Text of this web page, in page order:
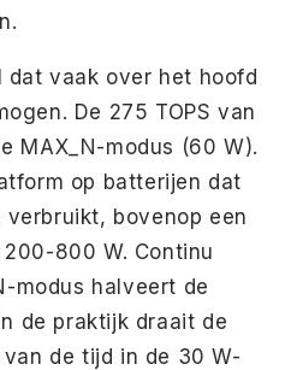
dat vaak over het hoofd
De 275 TOPS van
MAX_N-modus (60 W).
op batterijen dat
bovenop een
800 W. Continu
modus halveert de
de praktijk draait de
de tijd in de 30 W-